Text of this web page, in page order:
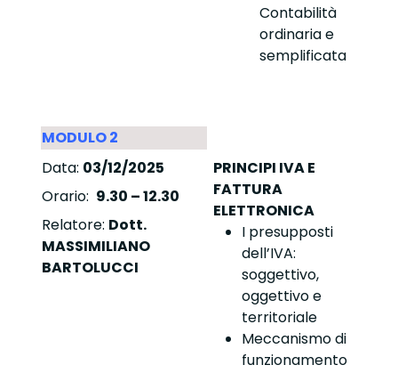
Contabilità
ordinaria e
semplificata
MODULO 2
Data: 03/12/2025
Orario: 9.30 – 12.30
Relatore: Dott.
MASSIMILIANO
BARTOLUCCI
PRINCIPI IVA E
FATTURA
ELETTRONICA
I presupposti
dell’IVA:
soggettivo,
oggettivo e
territoriale
Meccanismo di
funzionamento